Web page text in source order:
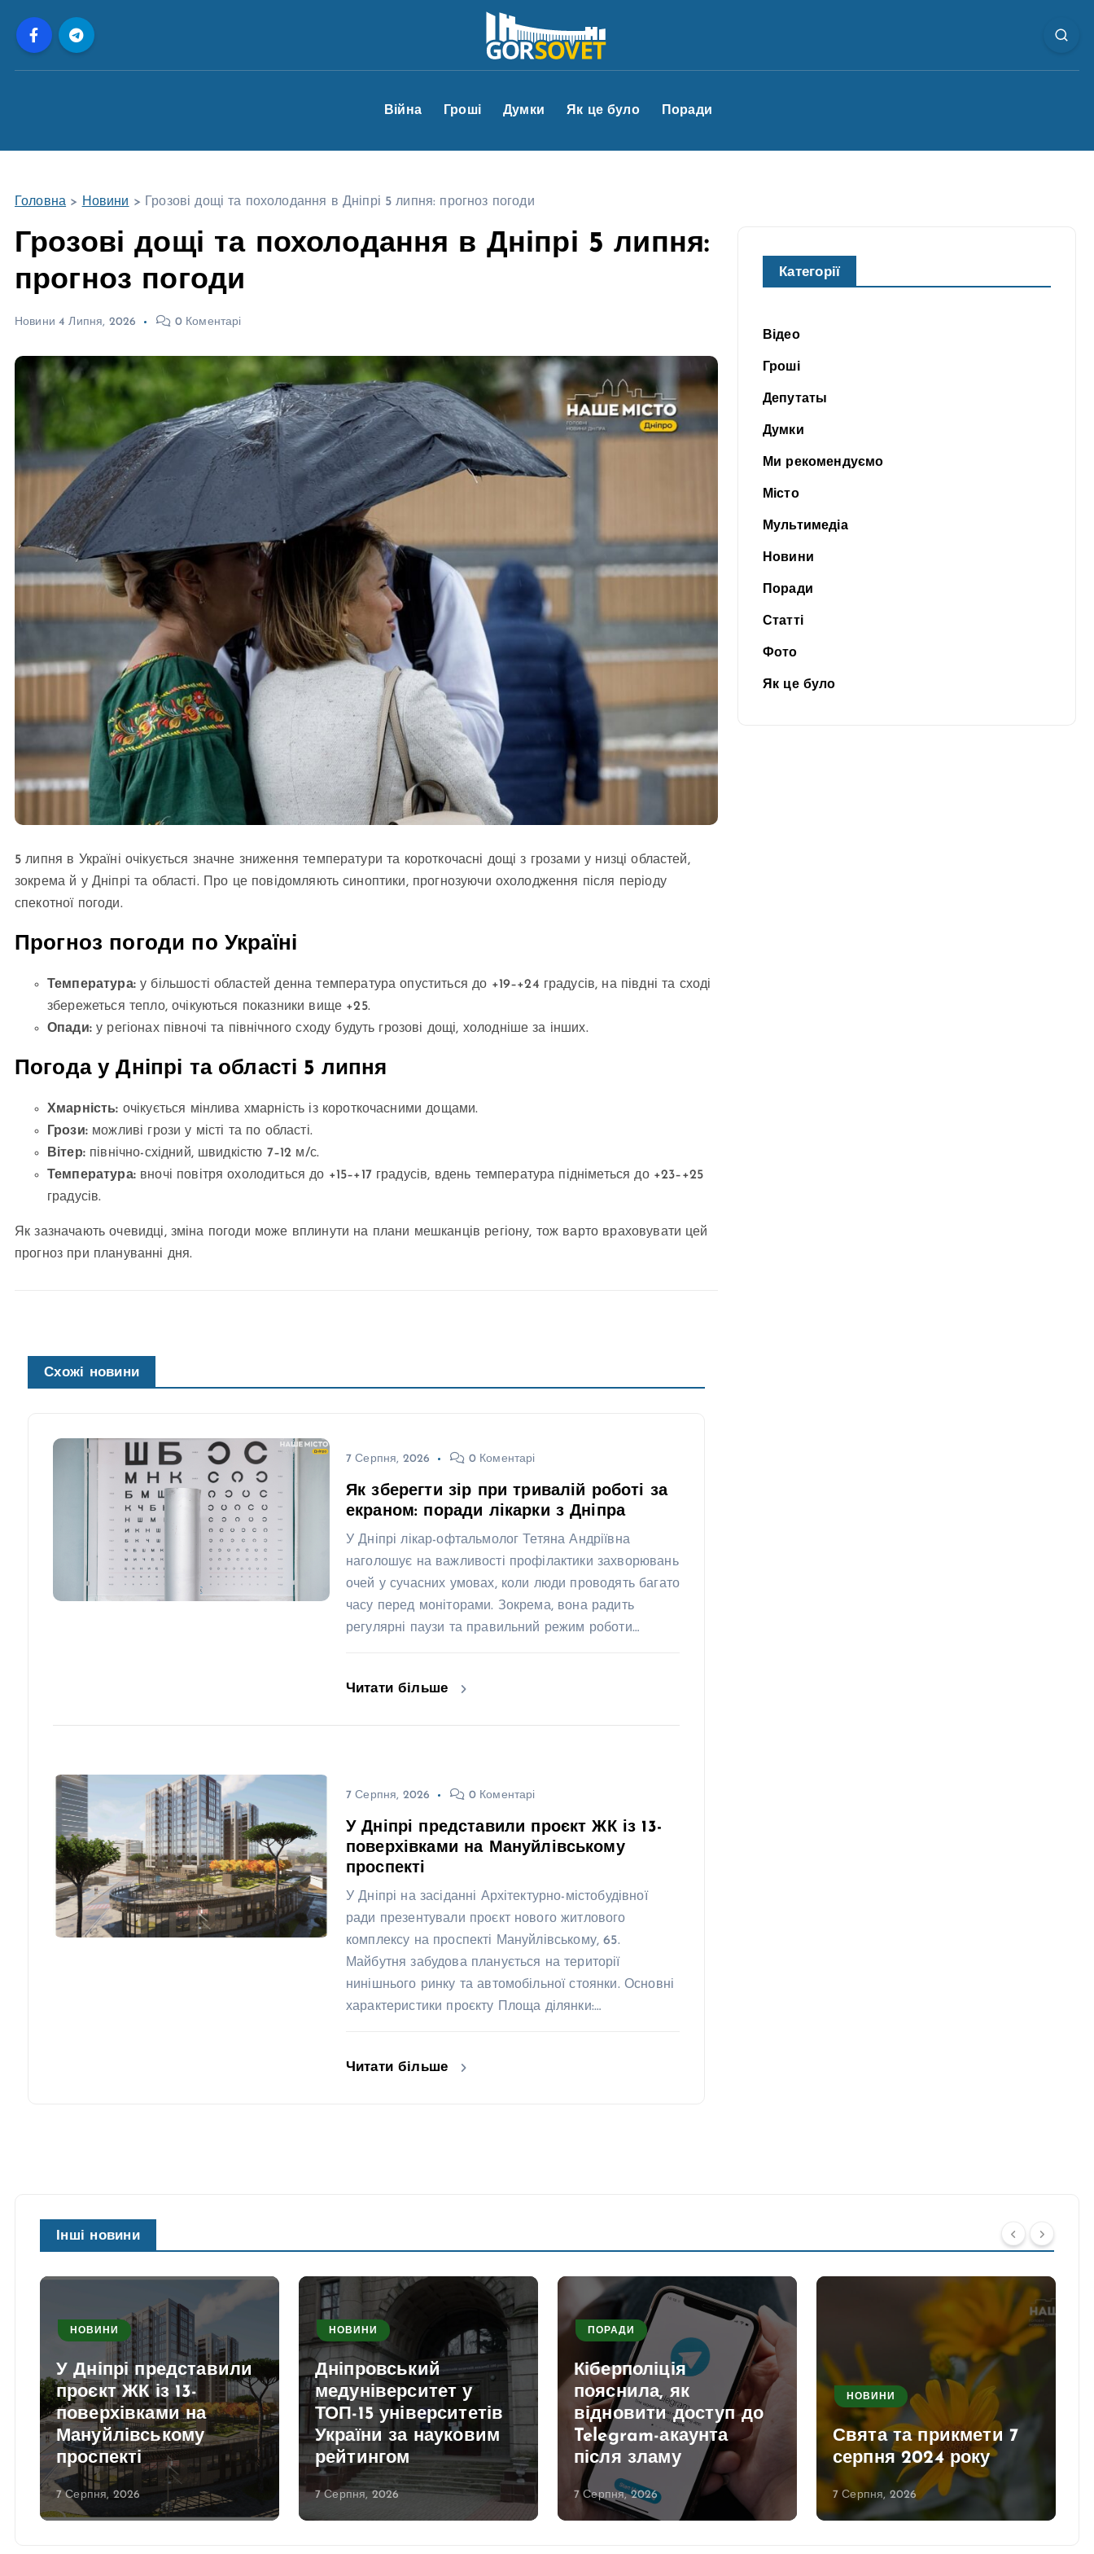
Війна Гроші Думки Як це було Поради
Головна > Новини > Грозові дощі та похолодання в Дніпрі 5 липня: прогноз погоди
Грозові дощі та похолодання в Дніпрі 5 липня:
прогноз погоди
Новини 4 Липня, 2026 0 Коментарі
5 липня в Україні очікується значне зниження температури та короткочасні дощі з грозами у низці областей,
зокрема й у Дніпрі та області. Про це повідомляють синоптики, прогнозуючи охолодження після періоду
спекотної погоди.
Прогноз погоди по Україні
Температура:у більшості областей денна температура опуститься до +19–+24 градусів, на півдні та сході
збережеться тепло, очікуються показники вище +25.
Опади:у регіонах півночі та північного сходу будуть грозові дощі, холодніше за інших.
Погода у Дніпрі та області 5 липня
Хмарність: очікується мінлива хмарність із короткочасними дощами.
Грози:можливі грози у місті та по області.
Вітер:північно-східний, швидкістю 7–12 м/с.
Температура:вночі повітря охолодиться до +15–+17 градусів, вдень температура підніметься до +23–+25
градусів.
Як зазначають очевидці, зміна погоди може вплинути на плани мешканців регіону, тож варто враховувати цей
прогноз при плануванні дня.
Схожі новини
7 Серпня, 2026 0 Коментарі
Як зберегти зір при тривалій роботі за
екраном: поради лікарки з Дніпра
У Дніпрі лікар-офтальмолог Тетяна Андріївна
наголошує на важливості профілактики захворювань
очей у сучасних умовах, коли люди проводять багато
часу перед моніторами. Зокрема, вона радить
регулярні паузи та правильний режим роботи…
Читати більше
7 Серпня, 2026 0 Коментарі
У Дніпрі представили проєкт ЖК із 13-
поверхівками на Мануйлівському
проспекті
У Дніпрі на засіданні Архітектурно-містобудівної
ради презентували проєкт нового житлового
комплексу на проспекті Мануйлівському, 65.
Майбутня забудова планується на території
нинішнього ринку та автомобільної стоянки. Основні
характеристики проєкту Площа ділянки:…
Читати більше
Категорії
Відео
Гроші
Депутаты
Думки
Ми рекомендуємо
Місто
Мультимедіа
Новини
Поради
Статті
Фото
Як це було
Інші новини
НОВИНИ
У Дніпрі представили
проєкт ЖК із 13-
поверхівками на
Мануйлівському
проспекті
7 Серпня, 2026
НОВИНИ
Дніпровський
медуніверситет у
ТОП-15 університетів
України за науковим
рейтингом
7 Серпня, 2026
ПОРАДИ
Кіберполіція
пояснила, як
відновити доступ до
Telegram-акаунта
після зламу
7 Серпня, 2026
НОВИНИ
Свята та прикмети 7
серпня 2024 року
7 Серпня, 2026